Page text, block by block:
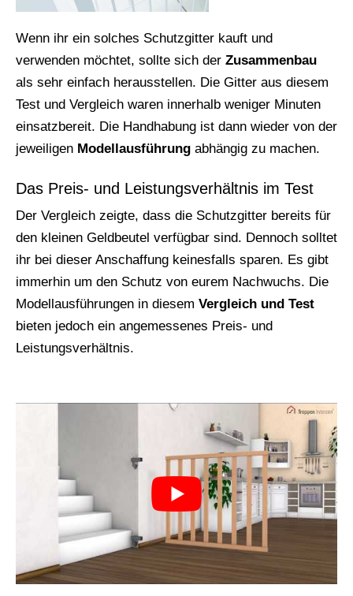
Wenn ihr ein solches Schutzgitter kauft und
verwenden möchtet, sollte sich der Zusammenbau
als sehr einfach herausstellen. Die Gitter aus diesem
Test und Vergleich waren innerhalb weniger Minuten
einsatzbereit. Die Handhabung ist dann wieder von der
jeweiligen Modellausführung abhängig zu machen.
Das Preis- und Leistungsverhältnis im Test
Der Vergleich zeigte, dass die Schutzgitter bereits für
den kleinen Geldbeutel verfügbar sind. Dennoch solltet
ihr bei dieser Anschaffung keinesfalls sparen. Es gibt
immerhin um den Schutz von eurem Nachwuchs. Die
Modellausführungen in diesem Vergleich und Test
bieten jedoch ein angemessenes Preis- und
Leistungsverhältnis.